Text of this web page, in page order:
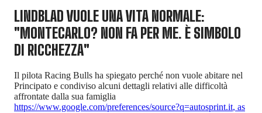
LINDBLAD VUOLE UNA VITA NORMALE:
"MONTECARLO? NON FA PER ME. È SIMBOLO
DI RICCHEZZA"
Il pilota Racing Bulls ha spiegato perché non vuole abitare nel
Principato e condiviso alcuni dettagli relativi alle difficoltà
affrontate dalla sua famiglia
https://www.google.com/preferences/source?q=autosprint.it, as